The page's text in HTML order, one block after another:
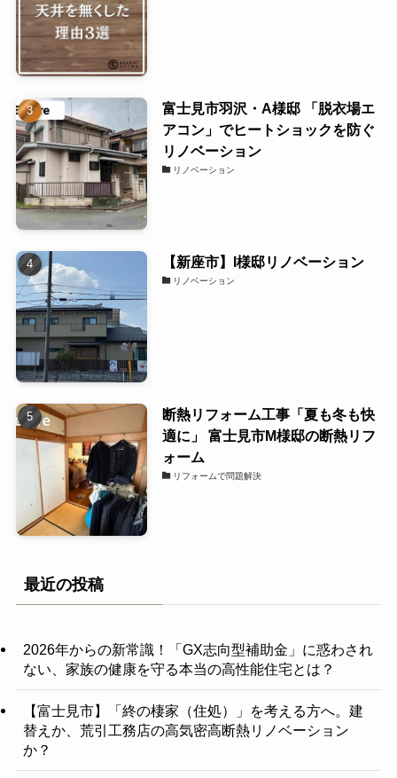
富士見市羽沢・A様邸 「脱衣場エ
アコン」でヒートショックを防ぐ
リノベーション
リノベーション
【新座市】I様邸リノベーション
リノベーション
断熱リフォーム工事「夏も冬も快
適に」 富士見市M様邸の断熱リフ
ォーム
リフォームで問題解決
最近の投稿
2026年からの新常識！「GX志向型補助金」に惑わされ
ない、家族の健康を守る本当の高性能住宅とは？
【富士見市】「終の棲家（住処）」を考える方へ。建
替えか、荒引工務店の高気密高断熱リノベーション
か？